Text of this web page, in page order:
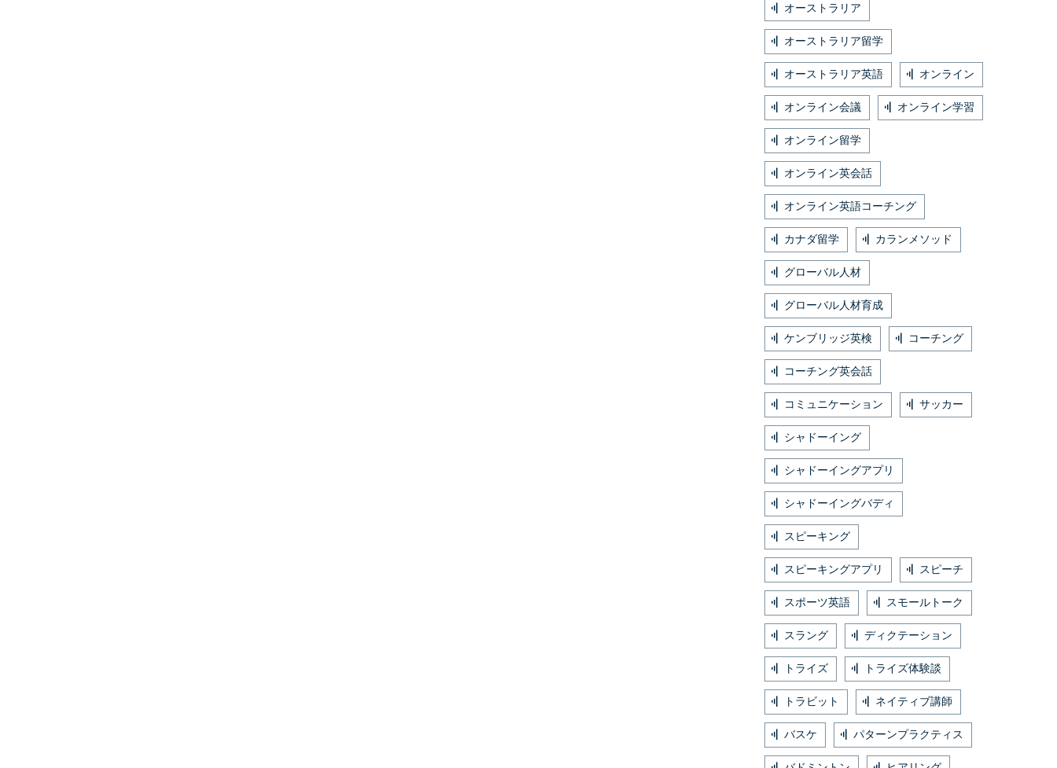
オーストラリア
オーストラリア留学
オーストラリア英語 オンライン
オンライン会議 オンライン学習
オンライン留学
オンライン英会話
オンライン英語コーチング
カナダ留学 カランメソッド
グローバル人材
グローバル人材育成
ケンブリッジ英検 コーチング
コーチング英会話
コミュニケーション サッカー
シャドーイング
シャドーイングアプリ
シャドーイングバディ
スピーキング
スピーキングアプリ スピーチ
スポーツ英語 スモールトーク
スラング ディクテーション
トライズ トライズ体験談
トラビット ネイティブ講師
バスケ パターンプラクティス